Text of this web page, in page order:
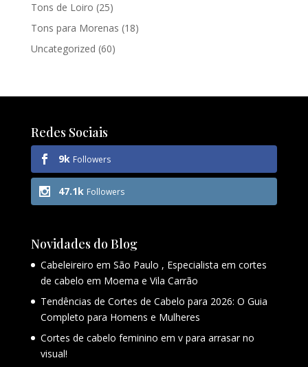
Tons de Loiro (25)
Tons para Morenas (18)
Uncategorized (60)
Redes Sociais
9k Followers
47.1k Followers
Novidades do Blog
Cabeleireiro em São Paulo , Especialista em cortes
de cabelo em Moema e Vila Carrão
Tendências de Cortes de Cabelo para 2026: O Guia
Completo para Homens e Mulheres
Cortes de cabelo feminino em v para arrasar no
visual!